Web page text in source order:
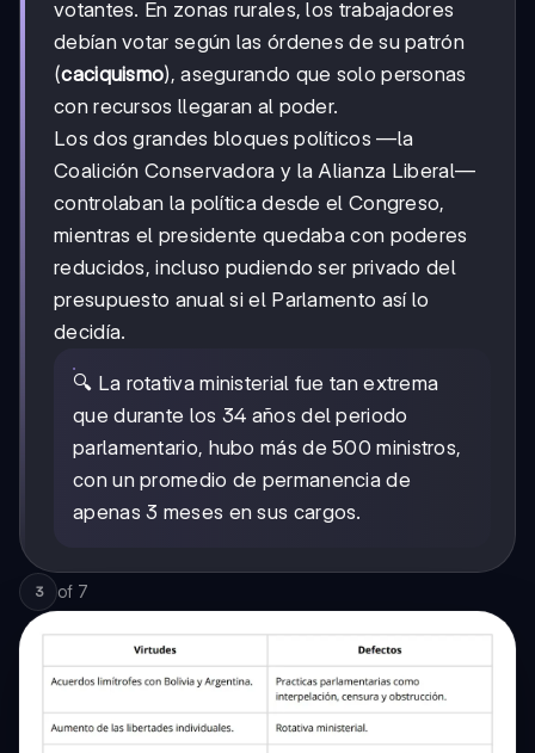
votantes. En zonas rurales, los trabajadores
debían votar según las órdenes de su patrón
(caciquismo), asegurando que solo personas
con recursos llegaran al poder.
Los dos grandes bloques políticos —la
Coalición Conservadora y la Alianza Liberal—
controlaban la política desde el Congreso,
mientras el presidente quedaba con poderes
reducidos, incluso pudiendo ser privado del
presupuesto anual si el Parlamento así lo
decidía.
🔍 La rotativa ministerial fue tan extrema
que durante los 34 años del periodo
parlamentario, hubo más de 500 ministros,
con un promedio de permanencia de
apenas 3 meses en sus cargos.
3 of 7